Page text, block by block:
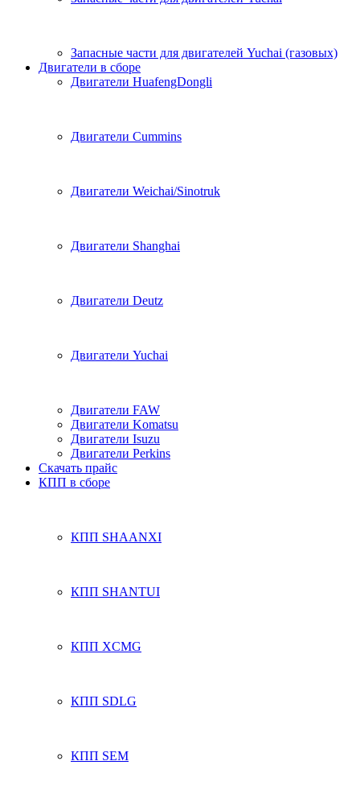
Запасные части для двигателей Yuchai (газовых)
Двигатели в сборе
Двигатели HuafengDongli
Двигатели Cummins
Двигатели Weichai/Sinotruk
Двигатели Shanghai
Двигатели Deutz
Двигатели Yuchai
Двигатели FAW
Двигатели Komatsu
Двигатели Isuzu
Двигатели Perkins
Скачать прайс
КПП в сборе
КПП SHAANXI
КПП SHANTUI
КПП XCMG
КПП SDLG
КПП SEM